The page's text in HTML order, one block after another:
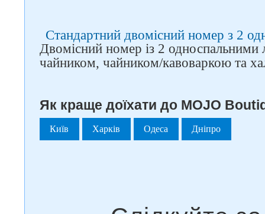
Стандартний двомісний номер з 2
Двомісний номер із 2 односпальними
чайником, чайником/кавоваркою та
Як краще доїхати до MOJO
Київ Харків Одеса Дніпро